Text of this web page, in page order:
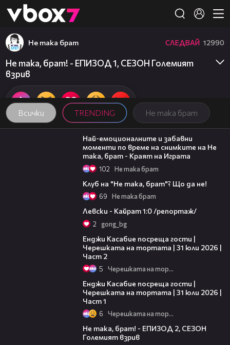
👾
Всички TRENDING Не така брат
Не така брат СЛЕДВАЙ 12990
Не така, брат! - ЕПИЗОД 1, СЕЗОН Големият
взрив
06:01
Най-емоционалните и забавни
моменти по време на снимките на Не
така, брат - Краят на Играта
102 Не така брат
Клуб на "Не така, брат"? Що да не!
69 Не така брат
Левски - Кайрат 1:0 /репортаж/
2 gong_bg
Енджи Касабие посреща гости |
Черешката на тортата | 31 юли 2026 |
Част 2
5 Черешката на тортата
Енджи Касабие посреща гости |
Черешката на тортата | 31 юли 2026 |
Част 1
6 Черешката на тортата
Не така, брат! - ЕПИЗОД 2, СЕЗОН
Големият взрив